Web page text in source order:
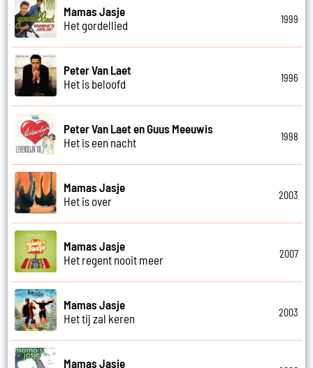
Mamas Jasje
Het gordellied
1999
Peter Van Laet
Het is beloofd
1996
Peter Van Laet en Guus Meeuwis
Het is een nacht
1998
Mamas Jasje
Het is over
2003
Mamas Jasje
Het regent nooit meer
2007
Mamas Jasje
Het tij zal keren
2003
Mamas Jasje